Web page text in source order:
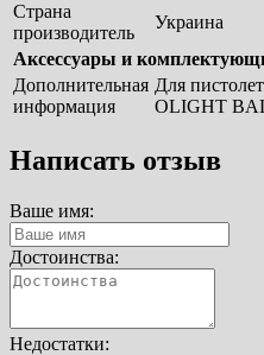
Страна
производитель
Украина
Аксессуары и
Дополнительная
информация
Для
OLIGHT
Написать отзыв
Ваше имя:
Достоинства:
Недостатки: